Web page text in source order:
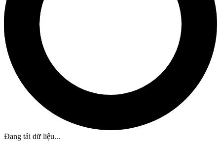
Đang tải dữ liệu...